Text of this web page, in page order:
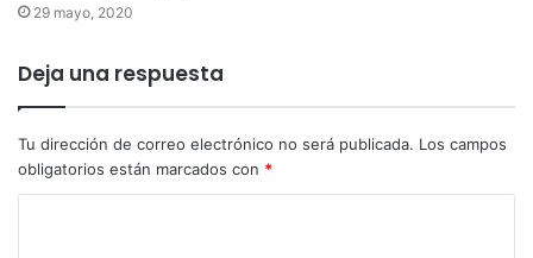
00:30 horas.-Capea Nocturna y Colocación del manto
charanga Strapalucio. Precio: 2 €.
Organiza: Amigos Taurinos de Autol
Lugar: Plaza de Toros
Ganadería: Ustarroz
Colabora: Ayuntamiento de Autol
29 mayo, 2020
Deja una respuesta
Tu dirección de correo electrónico no será publicada. Los campos
obligatorios están marcados con *